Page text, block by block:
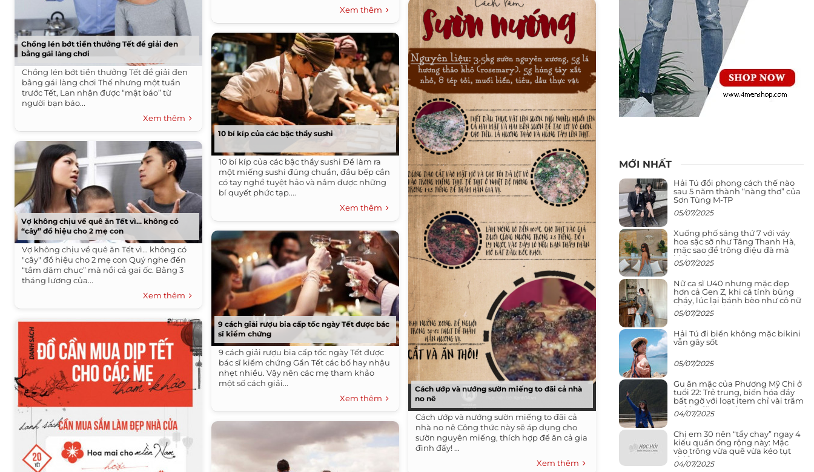
Chồng lén bớt tiền thưởng Tết để giải đen
bằng gái làng chơi
Chồng lén bớt tiền thưởng Tết để giải đen
bằng gái làng chơi Thế nhưng một tuần
trước Tết, Lan nhận được “mật báo” từ
người bạn báo...
Xem thêm
Vợ không chịu về quê ăn Tết vì... không có
“cây” đồ hiệu cho 2 mẹ con
Vợ không chịu về quê ăn Tết vì... không có
"cây" đồ hiệu cho 2 mẹ con Quý nghe đến
“tầm dăm chục” mà nổi cả gai ốc. Bằng 3
tháng lương của...
Xem thêm
Xem thêm
10 bí kíp của các bậc thầy sushi
10 bí kíp của các bậc thầy sushi Để làm ra
một miếng sushi đúng chuẩn, đầu bếp cần
có tay nghề tuyệt hảo và nắm được những
bí quyết phức tạp....
Xem thêm
9 cách giải rượu bia cấp tốc ngày Tết được bác
sĩ kiểm chứng
9 cách giải rượu bia cấp tốc ngày Tết được
bác sĩ kiểm chứng Gần Tết các bố hay nhậu
nhẹt nhiều. Vậy nên các mẹ tham khảo
một số cách giải...
Xem thêm
Cách ướp và nướng sườn miếng to đãi cả nhà
no nê
Cách ướp và nướng sườn miếng to đãi cả
nhà no nê Công thức này sẽ áp dụng cho
sườn nguyên miếng, thích hợp để ăn cả gia
đình đấy! ...
Xem thêm
MỚI NHẤT
Hải Tú đổi phong cách thế nào
sau 5 năm thành “nàng thơ” của
Sơn Tùng M-TP
05/07/2025
Xuống phố sáng thứ 7 với váy
hoa sặc sỡ như Tăng Thanh Hà,
mặc sao để trông điệu đà mà
không sến
05/07/2025
Nữ ca sĩ U40 nhưng mặc đẹp
hơn cả Gen Z, khi cá tính bùng
cháy, lúc lại bánh bèo như cô nữ
chính ngôn tình
05/07/2025
Hải Tú đi biển không mặc bikini
vẫn gây sốt
05/07/2025
Gu ăn mặc của Phương Mỹ Chi ở
tuổi 22: Trẻ trung, biến hóa đầy
bất ngờ với loạt item chỉ vài trăm
nghìn đã mua được
04/07/2025
Chị em 30 nên “tẩy chay” ngay 4
kiểu quần ống rộng này: Mặc
vào trông vừa quê vừa kéo tụt
chiều cao
04/07/2025